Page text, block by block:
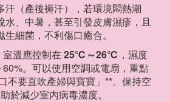
汗（產後褥汗），若環境悶熱潮
水、中暑，甚至引發皮膚濕疹，且
細菌，不利傷口癒合。
室溫應控制在 25℃～26℃ ，濕度
60%。可以使用空調或電扇，重點
不要直吹產婦與寶寶」**。保持空
於減少室內病毒濃度。